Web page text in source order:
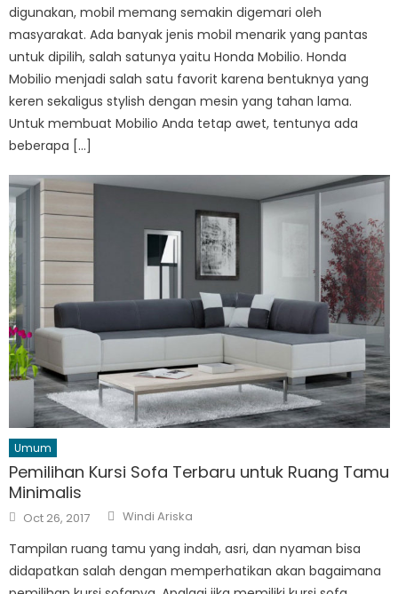
digunakan, mobil memang semakin digemari oleh
masyarakat. Ada banyak jenis mobil menarik yang pantas
untuk dipilih, salah satunya yaitu Honda Mobilio. Honda
Mobilio menjadi salah satu favorit karena bentuknya yang
keren sekaligus stylish dengan mesin yang tahan lama.
Untuk membuat Mobilio Anda tetap awet, tentunya ada
beberapa […]
Umum
Pemilihan Kursi Sofa Terbaru untuk Ruang Tamu
Minimalis
Posted
on
Oct 26, 2017 Author
Windi Ariska
Tampilan ruang tamu yang indah, asri, dan nyaman bisa
didapatkan salah dengan memperhatikan akan bagaimana